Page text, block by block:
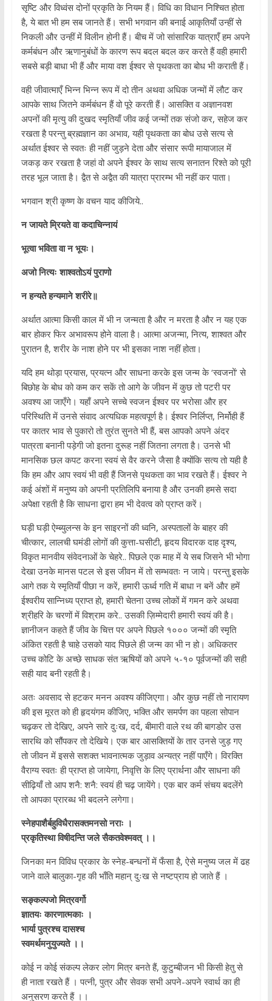
सृष्टि और विध्वंस दोनों प्रकृति के नियम हैं। विधि का विधान निश्चित होता
है, ये बात भी हम सब जानते हैं। सभी भगवान की बनाई आकृतियाँ उन्हीं से
निकली और उन्हीं में विलीन होनी हैं। बीच में जो सांसारिक यात्राएँ हम अपने
कर्मबंधन और ऋणानुबंधों के कारण रूप बदल बदल कर करते हैं वही हमारी
सबसे बड़ी बाधा भी हैं और माया वश ईश्वर से पृथकता का बोध भी कराती हैं।
वही जीवात्माएँ भिन्न भिन्न रूप में दो तीन अथवा अधिक जन्मों में लौट कर
आपके साथ जितने कर्मबंधन हैं वो पूरे करती हैं। आसक्ति व अज्ञानवश
अपनों की मृत्यु की दुखद स्मृतियाँ जीव कई जन्मों तक संजो कर, सहेज कर
रखता है परन्तु ब्रह्मज्ञान का अभाव, यही पृथकता का बोध उसे सत्य से
अर्थात ईश्वर से स्वतः ही नहीं जुड़ने देता और संसार रूपी मायाजाल में
जकड़ कर रखता है जहां वो अपने ईश्वर के साथ सत्य सनातन रिश्ते को पूरी
तरह भूल जाता है। द्वैत से अद्वैत की यात्रा प्रारम्भ भी नहीं कर पाता।
भगवान श्री कृष्ण के वचन याद कीजिये..
न जायते म्रियते वा कदाचिन्नायं
भूत्वा भविता वा न भूयः।
अजो नित्यः शाश्वतोऽयं पुराणो
न हन्यते हन्यमाने शरीरे॥
अर्थात आत्मा किसी काल में भी न जन्मता है और न मरता है और न यह एक
बार होकर फिर अभावरूप होने वाला है। आत्मा अजन्मा, नित्य, शाश्वत और
पुरातन है, शरीर के नाश होने पर भी इसका नाश नहीं होता।
यदि हम थोड़ा प्रयास, प्रयत्न और साधना करके इस जन्म के ‘स्वजनों’ से
बिछोह के बोध को कम कर सकें तो आगे के जीवन में कुछ तो पटरी पर
अवश्य आ जाएँगे। यहाँ अपने सच्चे स्वजन ईश्वर पर भरोसा और हर
परिस्थिति में उनसे संवाद अत्यधिक महत्वपूर्ण है। ईश्वर निर्लिप्त, निर्मोही हैं
पर कातर भाव से पुकारो तो तुरंत सुनते भी हैं, बस आपको अपने अंदर
पात्रता बनानी पड़ेगी जो इतना दुरूह नहीं जितना लगता है। उनसे भी
मानसिक छल कपट करना स्वयं से वैर करने जैसा है क्योंकि सत्य तो यही है
कि हम और आप स्वयं भी वही हैं जिनसे पृथकता का भाव रखते हैं। ईश्वर ने
कई अंशों में मनुष्य को अपनी प्रतिलिपि बनाया है और उनकी हमसे सदा
अपेक्षा रहती है कि साधना द्वारा हम भी देवत्व को प्राप्त करें।
घड़ी घड़ी ऐम्ब्युलन्स के इन साइरनों की ध्वनि, अस्पतालों के बाहर की
चीत्कार, लालची घमंडी लोगों की कुत्ता-घसीटी, हृदय विदारक दाह दृश्य,
विकृत मानवीय संवेदनाओं के चेहरे.. पिछले एक माह में ये सब जिसने भी भोगा
देखा उनके मानस पटल से इस जीवन में तो सम्भवतः न जाये। परन्तु इसके
आगे तक ये स्मृतियाँ पीछा न करें, हमारी ऊर्ध्व गति में बाधा न बनें और हमें
ईश्वरीय सान्निध्य प्राप्त हो, हमारी चेतना उच्च लोकों में गमन करे अथवा
श्रीहरि के चरणों में विश्राम करे.. उसकी ज़िम्मेदारी हमारी स्वयं की है।
ज्ञानीजन कहते हैं जीव के चित्त पर अपने पिछले १००० जन्मों की स्मृति
अंकित रहती है चाहे उसको याद पिछले ही जन्म का भी न हो। अधिकतर
उच्च कोटि के अच्छे साधक संत ऋषियों को अपने ५-१० पूर्वजन्मों की सही
सही याद बनी रहती है।
अतः अवसाद से हटकर मनन अवश्य कीजिएगा। और कुछ नहीं तो नारायण
की इस मूरत को ही हृदयंगम कीजिए, भक्ति और समर्पण का पहला सोपान
चढ़कर तो देखिए, अपने सारे दुःख, दर्द, बीमारी वाले रथ की बागडोर उस
सारथि को सौंपकर तो देखिये। एक बार आसक्तियों के तार उनसे जुड़ गए
तो जीवन में इससे सशक्त भावनात्मक जुड़ाव अन्यत्र नहीं पाएँगे। विरक्ति
वैराग्य स्वतः ही प्राप्त हो जायेगा, निवृत्ति के लिए प्रार्थना और साधना की
सीढ़ियाँ तो आप शनै: शनै: स्वयं ही चढ़ जायेंगे। एक बार कर्म संचय बदलेंगे
तो आपका प्रारब्ध भी बदलने लगेगा।
स्नेहपाशैर्बहुविधैरासक्तमनसो नराः ।
प्रकृतिस्था विषीदन्ति जले सैकतवेश्मवत् ।।
जिनका मन विविध प्रकार के स्नेह-बन्धनों में फँसा है, ऐसे मनुष्य जल में ढह
जाने वाले बालुका-गृह की भाँति महान् दुःख से नष्टप्राय हो जाते हैं ।
सङ्कल्पजो मित्रवर्गो
ज्ञातयः कारणात्मकाः ।
भार्या पुत्रश्च दासश्च
स्वमर्थमनुयुज्यते ।।
कोई न कोई संकल्प लेकर लोग मित्र बनते हैं, कुटुम्बीजन भी किसी हेतु से
ही नाता रखते हैं । पत्नी, पुत्र और सेवक सभी अपने-अपने स्वार्थ का ही
अनुसरण करते हैं ।।